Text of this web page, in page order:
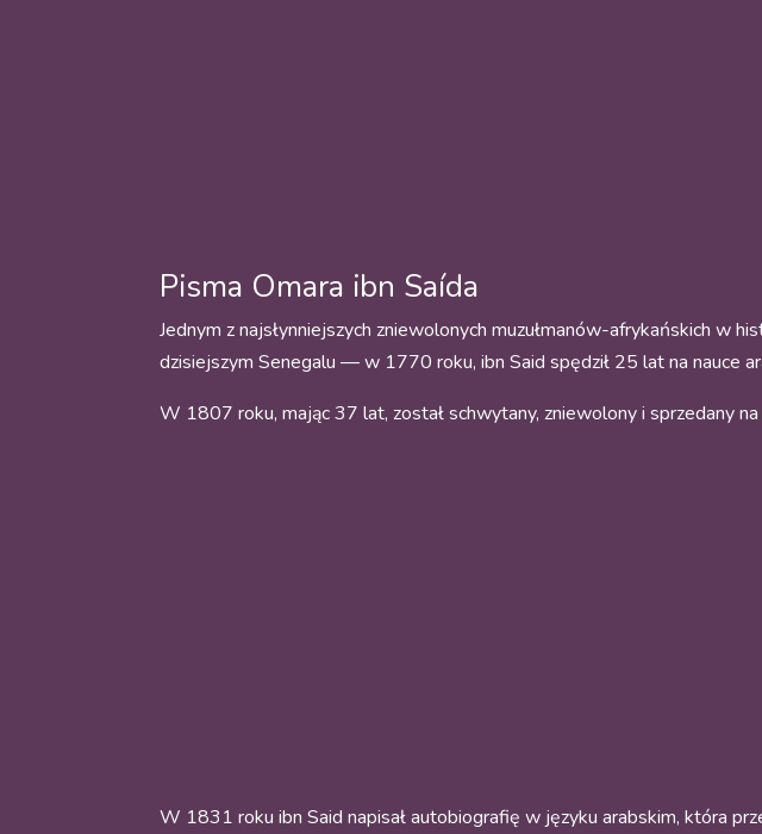
Pisma Omara ibn Saída
Jednym z najsłynniejszych zniewolonych muzułmanów-afrykańskich w
dzisiejszym Senegalu — w 1770 roku, ibn Said spędził 25 lat na nauce
W 1807 roku, mając 37 lat, został schwytany, zniewolony i sprzedany
W 1831 roku ibn Said napisał autobiografię w języku arabskim, która